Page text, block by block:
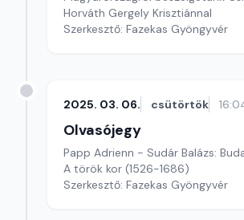
Horváth Gergely Krisztiánnal
Szerkesztő: Fazekas Gyöngyvér
2025. 03. 06. csütörtök
Olvasójegy
Papp Adrienn - Sudár Balázs:
A török kor (1526-1686)
Szerkesztő: Fazekas Gyöngyvér